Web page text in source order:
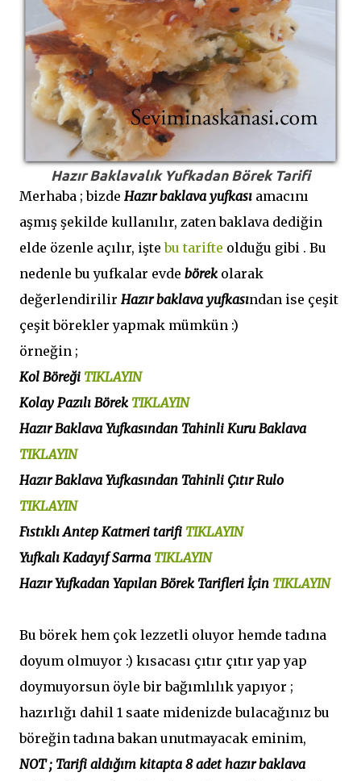
Hazır Baklavalık Yufkadan Börek Tarifi
Merhaba ; bizde Hazır baklava yufkası amacını
aşmış şekilde kullanılır, zaten baklava dediğin
elde özenle açılır, iştebu tarifte olduğu gibi . Bu
nedenle bu yufkalar evde börek olarak
değerlendirilir Hazır baklava yufkasından ise çeşit
çeşit börekler yapmak mümkün :)
örneğin ;
Kol Böreği TIKLAYIN
Kolay Pazılı Börek TIKLAYIN
Hazır Baklava Yufkasından Tahinli Kuru Baklava
TIKLAYIN
Hazır Baklava Yufkasından Tahinli Çıtır Rulo
TIKLAYIN
Fıstıklı Antep Katmeri tarifi TIKLAYIN
Yufkalı Kadayıf Sarma TIKLAYIN
Hazır Yufkadan Yapılan Börek Tarifleri İçin TIKLAYIN
Bu börek hem çok lezzetli oluyor hemde tadına
doyum olmuyor :) kısacası çıtır çıtır yap yap
doymuyorsun öyle bir bağımlılık yapıyor ;
hazırlığı dahil 1 saate midenizde bulacağınız bu
böreğin tadına bakan unutmayacak eminim,
NOT ; Tarifi aldığım kitapta 8 adet hazır baklava